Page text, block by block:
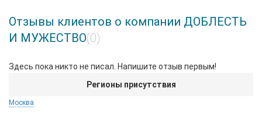
Отзывы клиентов о компании ДОБЛЕСТЬ
И МУЖЕСТВО(0)
Здесь пока никто не писал. Напишите отзыв первым!
Регионы присутствия
Москва